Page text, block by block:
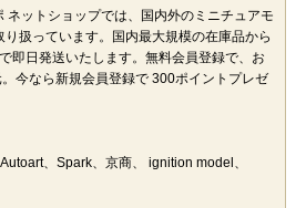
ネットショップでは、国内外のミニチュアモ
扱っています。国内最大規模の在庫品から
即日発送いたします。無料会員登録で、お
今なら新規会員登録で 300ポイントプレゼ
、Spark、京商、 ignition model、